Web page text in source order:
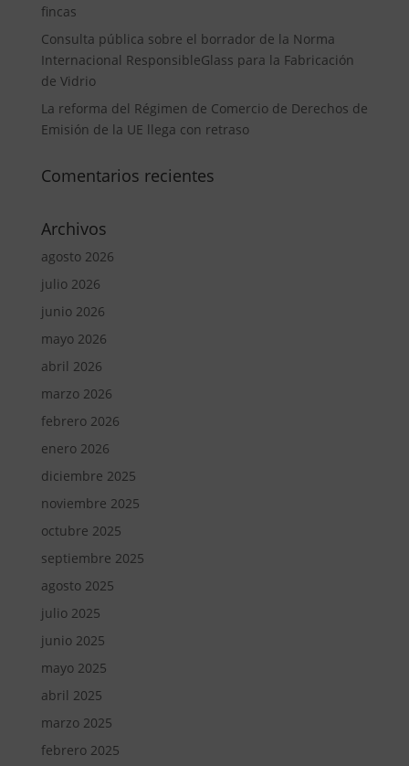
fincas
Consulta pública sobre el borrador de la Norma
Internacional ResponsibleGlass para la Fabricación
de Vidrio
La reforma del Régimen de Comercio de Derechos de
Emisión de la UE llega con retraso
Comentarios recientes
Archivos
agosto 2026
julio 2026
junio 2026
mayo 2026
abril 2026
marzo 2026
febrero 2026
enero 2026
diciembre 2025
noviembre 2025
octubre 2025
septiembre 2025
agosto 2025
julio 2025
junio 2025
mayo 2025
abril 2025
marzo 2025
febrero 2025